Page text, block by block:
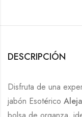
DESCRIPCIÓN
Disfruta de una
jabón Esotérico